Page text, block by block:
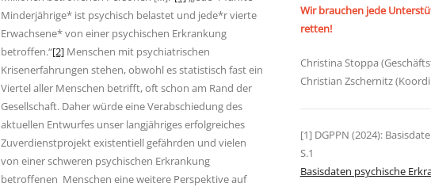
Minderjährige* ist psychisch belastet und jede*r vierte
Erwachsene* von einer psychischen Erkrankung
betroffen.“[2]Menschen mit psychiatrischen
Krisenerfahrungen stehen, obwohl es statistisch fast ein
Viertel aller Menschen betrifft, oft schon am Rand der
Gesellschaft. Daher würde eine Verabschiedung des
aktuellen Entwurfes unser langjähriges erfolgreiches
Zuverdienstprojekt existentiell gefährden und vielen
von einer schweren psychischen Erkrankung
betroffenen Menschen eine weitere Perspektive auf
Wir brauchen jede
retten!
Christina Stoppa
Christian Zschernitz
[1] DGPPN (2024):
S.1
Basisdaten psychische